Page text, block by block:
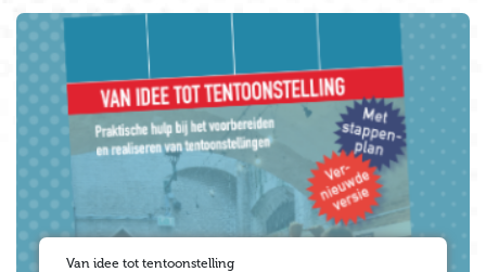
Van idee tot tentoonstelling